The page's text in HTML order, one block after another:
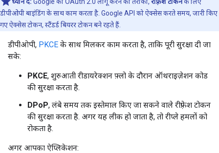
डीपीओपी बाइंडिंग के साथ काम करता है. Google API को ऐक्सेस करते समय, जारी किए
गए ऐक्सेस टोकन, स्टैंडर्ड बियरर टोकन बने रहते हैं.
डीपीओपी, PKCE के साथ मिलकर काम करता है, ताकि पूरी सुरक्षा दी जा
सके:
PKCE, शुरुआती रीडायरेक्शन फ़्लो के दौरान ऑथराइज़ेशन कोड
की सुरक्षा करता है.
DPoP, लंबे समय तक इस्तेमाल किए जा सकने वाले रीफ़्रेश टोकन
की सुरक्षा करता है. अगर यह लीक हो जाता है, तो रीप्ले हमलों को
रोकता है.
अगर आपका ऐप्लिकेशन: